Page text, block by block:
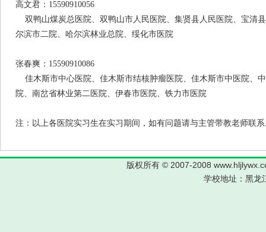
高文君：15590910056
双鸭山煤炭总医院、双鸭山市人民医院、集贤县人民医院、宝清
尔滨市二院、哈尔滨林业总院、绥化市医院
张春爽：15590910086
佳木斯市中心医院、佳木斯市结核肿瘤医院、佳木斯市中医院、
院、南岔省林业第二医院、伊春市医院、铁力市医院
注：以上各医院实习生在实习期间，如有问题请与主管带教老师联
版权所有 © 2007-2008
学校地址：黑龙